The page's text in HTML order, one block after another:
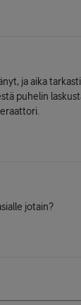
ja aika
puhelin
jotain?